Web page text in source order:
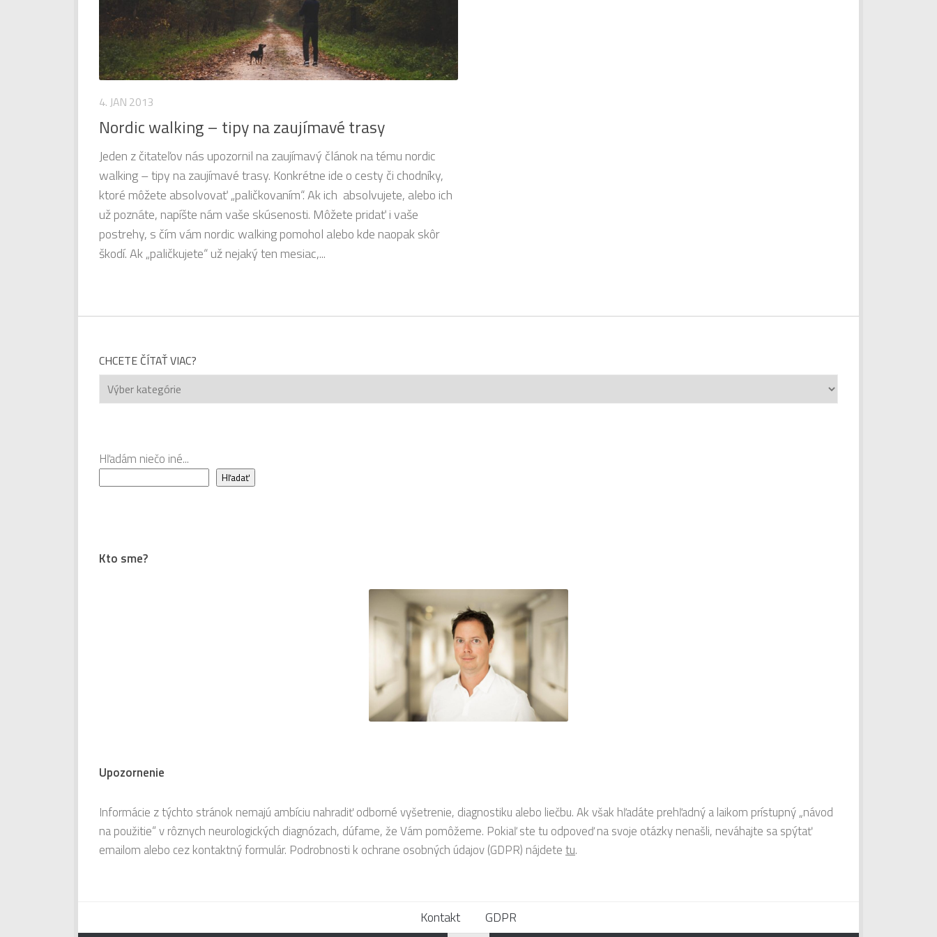
4. JAN 2013
Nordic walking – tipy na zaujímavé trasy
Jeden z čitateľov nás upozornil na zaujímavý článok na tému nordic
walking – tipy na zaujímavé trasy. Konkrétne ide o cesty či chodníky,
ktoré môžete absolvovať „paličkovaním“. Ak ich absolvujete, alebo ich
už poznáte, napíšte nám vaše skúsenosti. Môžete pridať i vaše
postrehy, s čím vám nordic walking pomohol alebo kde naopak skôr
škodí. Ak „paličkujete“ už nejaký ten mesiac,...
CHCETE ČÍTAŤ VIAC?
Chcete
čítať
Hľadám niečo iné...
Hľadať
Kto sme?
Upozornenie
Informácie z týchto stránok nemajú ambíciu nahradiť odborné vyšetrenie, diagnostiku alebo liečbu. Ak však hľadáte prehľadný a laikom prístupný „návod
na použitie“ v rôznych neurologických diagnózach, dúfame, že Vám pomôžeme. Pokiaľ ste tu odpoveď na svoje otázky nenašli, neváhajte sa spýtať
emailom alebo cez kontaktný formulár. Podrobnosti k ochrane osobných údajov (GDPR) nájdetetu.
Kontakt GDPR